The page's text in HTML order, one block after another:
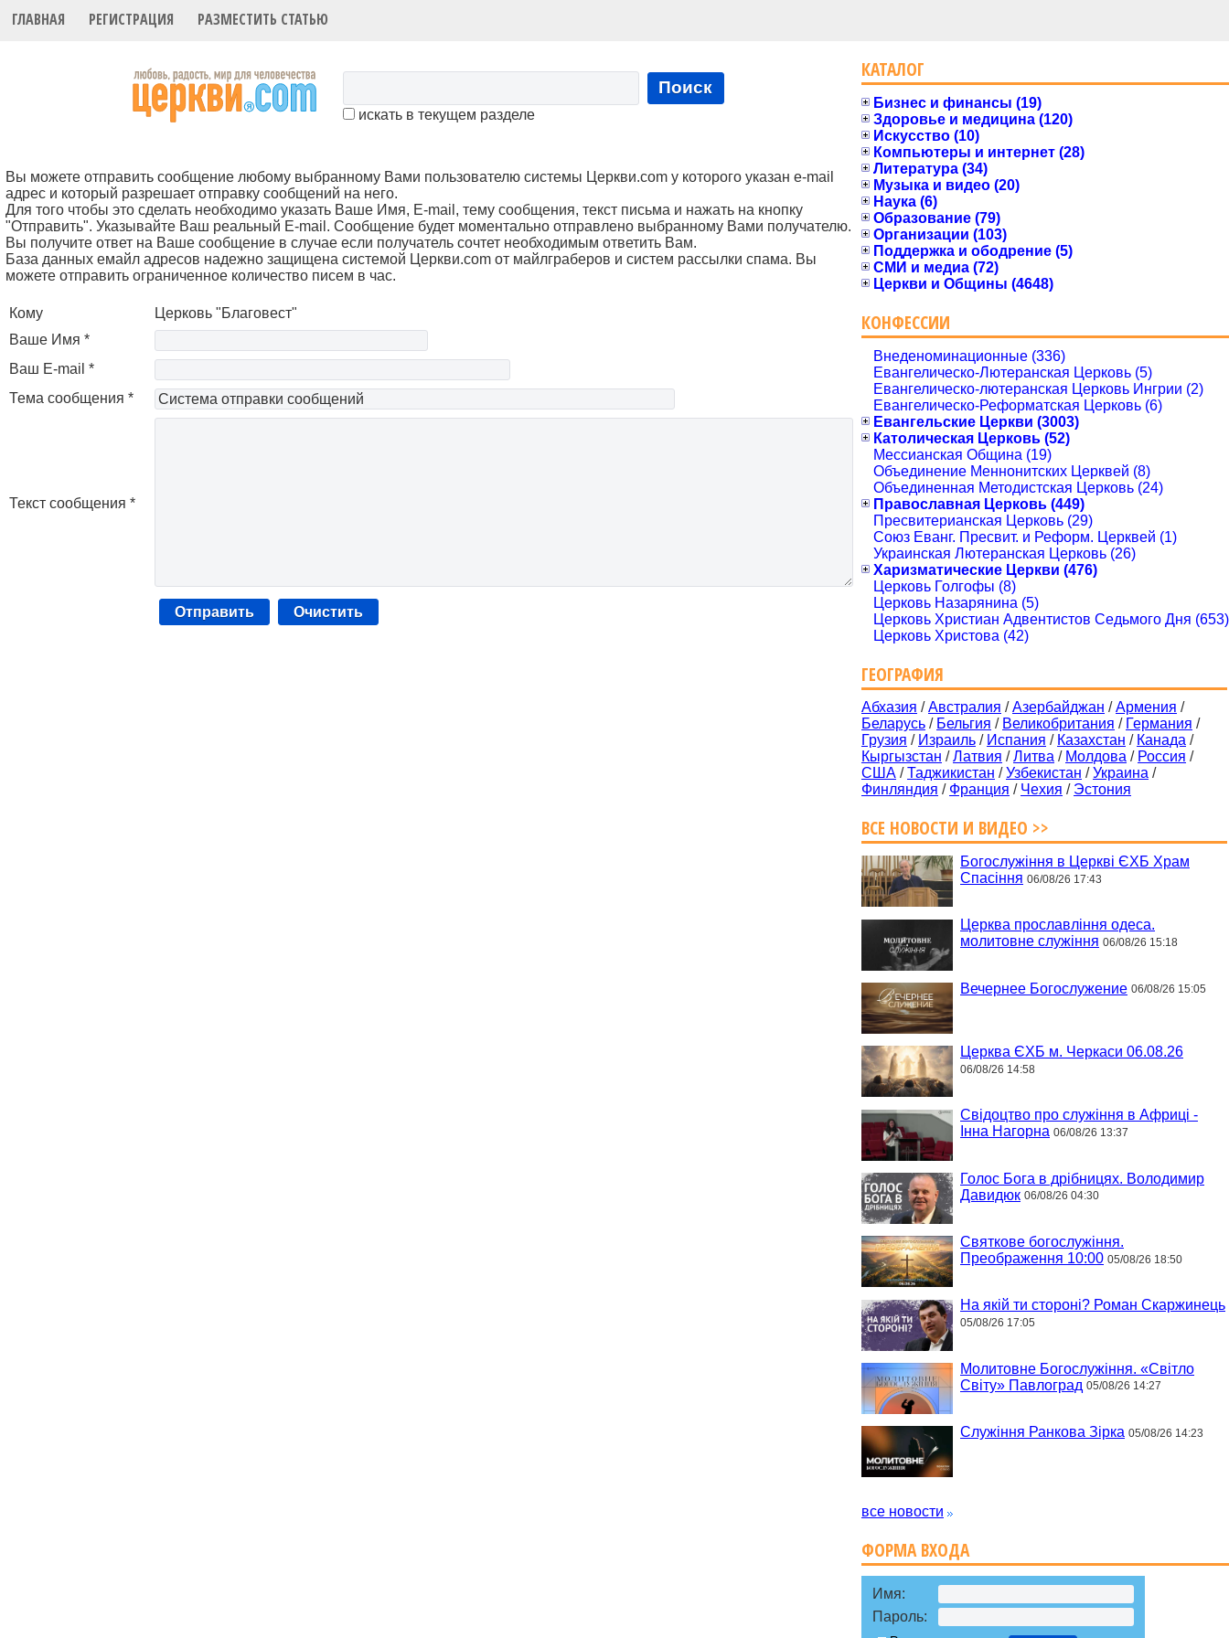
ГЛАВНАЯ РЕГИСТРАЦИЯ РАЗМЕСТИТЬ СТАТЬЮ
Поиск
искать в текущем разделе
Вы можете отправить сообщение любому выбранному Вами пользователю системы Церкви.com у которого указан e-mail
адрес и который разрешает отправку сообщений на него.
Для того чтобы это cделать необходимо указать Ваше Имя, Е-mail, тему сообщения, текст письма и нажать на кнопку
"Отправить". Указывайте Ваш реальный E-mail. Сообщение будет моментально отправлено выбранному Вами получателю.
Вы получите ответ на Ваше сообщение в случае если получатель сочтет необходимым ответить Вам.
База данных емайл адресов надежно защищена системой Церкви.com от майлграберов и систем рассылки спама. Вы
можете отправить ограниченное количество писем в час.
Кому
Церковь "Благовест"
Ваше Имя *
Ваш E-mail *
Тема сообщения *
Текст сообщения *
КАТАЛОГ
Бизнес и финансы (19)
Здоровье и медицина (120)
Искусство (10)
Компьютеры и интернет (28)
Литература (34)
Музыка и видео (20)
Наука (6)
Образование (79)
Организации (103)
Поддержка и ободрение (5)
СМИ и медиа (72)
Церкви и Общины (4648)
КОНФЕССИИ
Внеденоминационные (336)
Евангелическо-Лютеранская Церковь (5)
Евангелическо-лютеранская Церковь Ингрии (2)
Евангелическо-Реформатская Церковь (6)
Евангельские Церкви (3003)
Католическая Церковь (52)
Мессианская Община (19)
Объединение Меннонитских Церквей (8)
Объединенная Методистская Церковь (24)
Православная Церковь (449)
Пресвитерианская Церковь (29)
Союз Еванг. Пресвит. и Реформ. Церквей (1)
Украинская Лютеранская Церковь (26)
Харизматические Церкви (476)
Церковь Голгофы (8)
Церковь Назарянина (5)
Церковь Христиан Адвентистов Седьмого Дня (653)
Церковь Христова (42)
ГЕОГРАФИЯ
Абхазия /Австралия /Азербайджан /Армения /
Беларусь / Бельгия / Великобритания / Германия /
Грузия / Израиль / Испания / Казахстан / Канада /
Кыргызстан /Латвия /Литва / Молдова / Россия /
США /Таджикистан /Узбекистан /Украина /
Финляндия / Франция / Чехия / Эстония
ВСЕ НОВОСТИ И ВИДЕО >>
Богослужіння в Церкві ЄХБ Храм
Спасіння 06/08/26 17:43
Церква прославління одеса.
молитовне служіння 06/08/26 15:18
Вечернее Богослужение 06/08/26 15:05
Церква ЄХБ м. Черкаси 06.08.26
06/08/26 14:58
Свідоцтво про служіння в Африці -
Інна Нагорна 06/08/26 13:37
Голос Бога в дрібницях. Володимир
Давидюк 06/08/26 04:30
Святкове богослужіння.
Преображення 10:00 05/08/26 18:50
На якій ти стороні? Роман Скаржинець
05/08/26 17:05
Молитовне Богослужіння. «Світло
Світу» Павлоград 05/08/26 14:27
Служіння Ранкова Зірка 05/08/26 14:23
все новости
ФОРМА ВХОДА
Имя:
Пароль: